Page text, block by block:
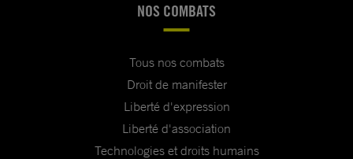
NOS COMBATS
Tous nos combats
Droit de manifester
Liberté d'expression
Liberté d'association
Technologies et droits humains